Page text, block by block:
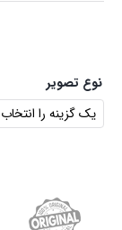
نوع تصویر